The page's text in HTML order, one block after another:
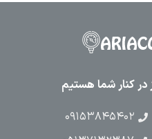
۰۹۱۵۳۸۴۵۴۰۲